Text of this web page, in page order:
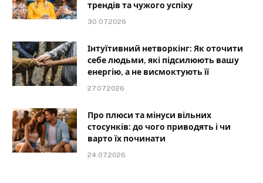
трендів та чужого успіху
30.07.2026
Інтуїтивний нетворкінг: Як оточити
себе людьми, які підсилюють вашу
енергію, а не висмоктують її
27.07.2026
Про плюси та мінуси вільних
стосунків: до чого приводять і чи
варто їх починати
24.07.2026